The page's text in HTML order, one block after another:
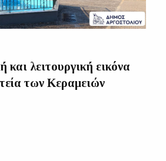
και λειτουργική εικόνα
των Κεραμειών